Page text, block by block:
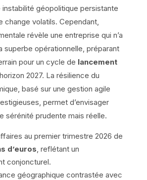
instabilité géopolitique persistante
volatils. Cependant,
révèle une entreprise qui n’a
superbe opérationnelle, préparant
pour un cycle de lancement
2027. La résilience du
basé sur une gestion agile
permet d’envisager
sérénité prudente mais réelle.
au premier trimestre 2026 de
d’euros , reflétant un
conjoncturel.
géographique contrastée avec